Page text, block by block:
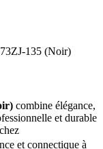
135 (Noir)
combine élégance,
et durable
et connectique à